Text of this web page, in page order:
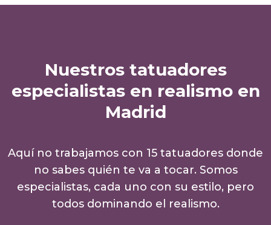
Nuestros tatuadores
especialistas en realismo en
Madrid
Aquí no trabajamos con 15 tatuadores donde
no sabes quién te va a tocar. Somos
especialistas, cada uno con su estilo, pero
todos dominando el realismo.